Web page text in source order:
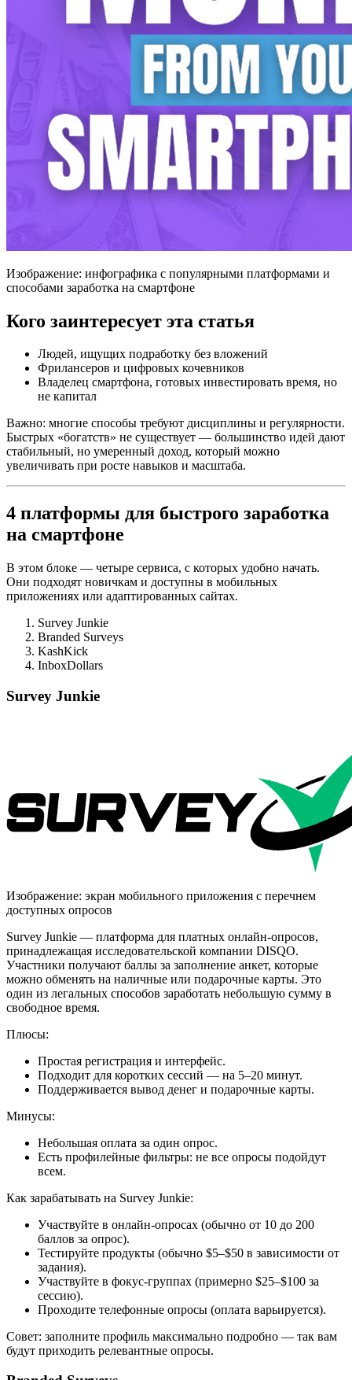
Изображение: инфографика с популярными платформами и
способами заработка на смартфоне
Кого заинтересует эта статья
Людей, ищущих подработку без вложений
Фрилансеров и цифровых кочевников
Владелец смартфона, готовых инвестировать время, но
не капитал
Важно: многие способы требуют дисциплины и регулярности.
Быстрых «богатств» не существует — большинство идей дают
стабильный, но умеренный доход, который можно
увеличивать при росте навыков и масштаба.
4 платформы для быстрого заработка
на смартфоне
В этом блоке — четыре сервиса, с которых удобно начать.
Они подходят новичкам и доступны в мобильных
приложениях или адаптированных сайтах.
Survey Junkie
Branded Surveys
KashKick
InboxDollars
Survey Junkie
Изображение: экран мобильного приложения с перечнем
доступных опросов
Survey Junkie — платформа для платных онлайн-опросов,
принадлежащая исследовательской компании DISQO.
Участники получают баллы за заполнение анкет, которые
можно обменять на наличные или подарочные карты. Это
один из легальных способов заработать небольшую сумму в
свободное время.
Плюсы:
Простая регистрация и интерфейс.
Подходит для коротких сессий — на 5–20 минут.
Поддерживается вывод денег и подарочные карты.
Минусы:
Небольшая оплата за один опрос.
Есть профилейные фильтры: не все опросы подойдут
всем.
Как зарабатывать на Survey Junkie:
Участвуйте в онлайн-опросах (обычно от 10 до 200
баллов за опрос).
Тестируйте продукты (обычно $5–$50 в зависимости от
задания).
Участвуйте в фокус-группах (примерно $25–$100 за
сессию).
Проходите телефонные опросы (оплата варьируется).
Совет: заполните профиль максимально подробно — так вам
будут приходить релевантные опросы.